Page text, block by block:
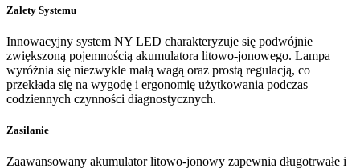
Zalety Systemu
Innowacyjny system NY LED charakteryzuje się podwójnie
zwiększoną pojemnością akumulatora litowo-jonowego. Lampa
wyróżnia się niezwykle małą wagą oraz prostą regulacją, co
przekłada się na wygodę i ergonomię użytkowania podczas
codziennych czynności diagnostycznych.
Zasilanie
Zaawansowany akumulator litowo-jonowy zapewnia długotrwałe i